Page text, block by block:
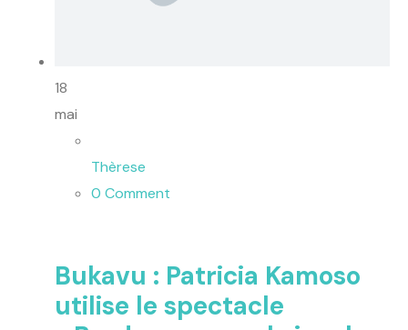
18
mai
Thèrese
0 Comment
Bukavu : Patricia Kamoso
utilise le spectacle